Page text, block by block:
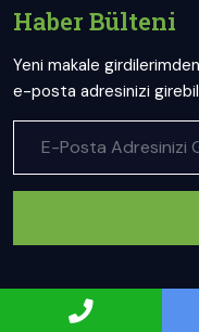
Haber Bülteni
Yeni makale
e-posta adresinizi